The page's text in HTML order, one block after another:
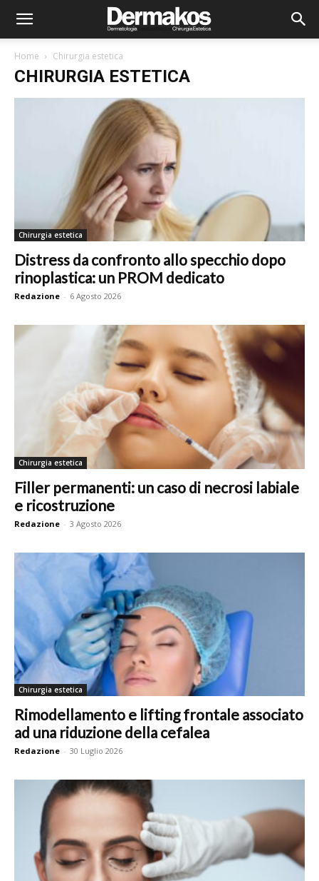
Home Chirurgia estetica
CHIRURGIA ESTETICA
Chirurgia estetica
Distress da confronto allo specchio dopo
rinoplastica: un PROM dedicato
Redazione - 6 Agosto 2026
Chirurgia estetica
Filler permanenti: un caso di necrosi labiale
e ricostruzione
Redazione - 3 Agosto 2026
Chirurgia estetica
Rimodellamento e lifting frontale associato
ad una riduzione della cefalea
Redazione - 30 Luglio 2026